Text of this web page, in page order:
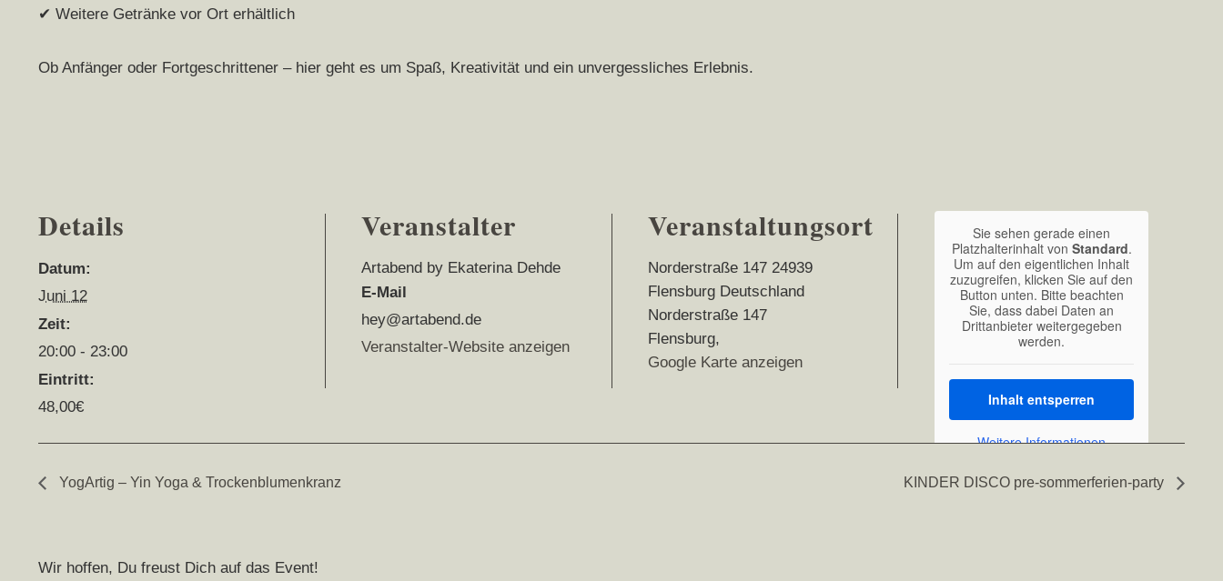
✔ Weitere Getränke vor Ort erhältlich
Ob Anfänger oder Fortgeschrittener – hier geht es um Spaß, Kreativität und ein unvergessliches Erlebnis.
Details
Datum:
Juni 12
Zeit:
20:00 - 23:00
Eintritt:
48,00€
Veranstalter
Artabend by Ekaterina Dehde
E-Mail
hey@artabend.de
Veranstalter-Website anzeigen
Veranstaltungsort
Norderstraße 147 24939
Flensburg Deutschland
Norderstraße 147
Flensburg,
Google Karte anzeigen
Sie sehen gerade einen
Platzhalterinhalt von Standard.
Um auf den eigentlichen Inhalt
zuzugreifen, klicken Sie auf den
Button unten. Bitte beachten
Sie, dass dabei Daten an
Drittanbieter weitergegeben
werden.
Inhalt entsperren
Weitere Informationen
YogArtig – Yin Yoga & Trockenblumenkranz KINDER DISCO pre-sommerferien-party
Wir hoffen, Du freust Dich auf das Event!